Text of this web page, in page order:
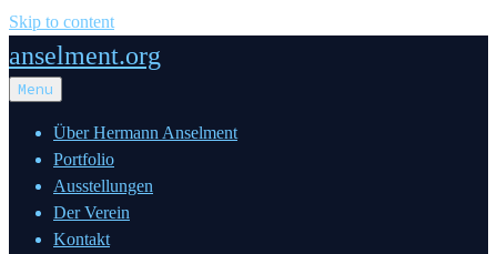
Skip to content
anselment.org
Menu
Über Hermann Anselment
Portfolio
Ausstellungen
Der Verein
Kontakt